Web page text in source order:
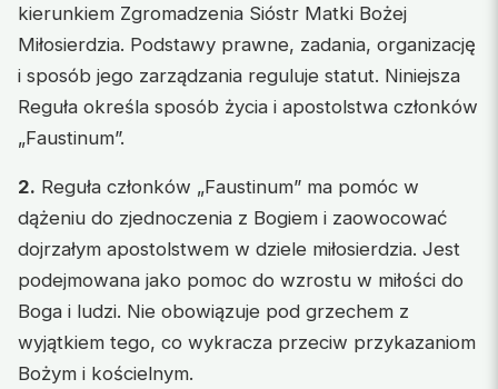
kierunkiem Zgromadzenia Sióstr Matki Bożej
Miłosierdzia. Podstawy prawne, zadania, organizację
i sposób jego zarządzania reguluje statut. Niniejsza
Reguła określa sposób życia i apostolstwa członków
„Faustinum”.
2. Reguła członków „Faustinum” ma pomóc w
dążeniu do zjednoczenia z Bogiem i zaowocować
dojrzałym apostolstwem w dziele miłosierdzia. Jest
podejmowana jako pomoc do wzrostu w miłości do
Boga i ludzi. Nie obowiązuje pod grzechem z
wyjątkiem tego, co wykracza przeciw przykazaniom
Bożym i kościelnym.